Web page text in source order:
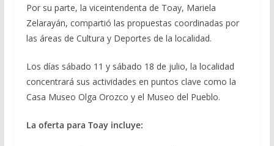
Por su parte, la viceintendenta de Toay, Mariela
Zelarayán, compartió las propuestas coordinadas por
las áreas de Cultura y Deportes de la localidad.
Los días sábado 11 y sábado 18 de julio, la localidad
concentrará sus actividades en puntos clave como la
Casa Museo Olga Orozco y el Museo del Pueblo.
La oferta para Toay incluye: